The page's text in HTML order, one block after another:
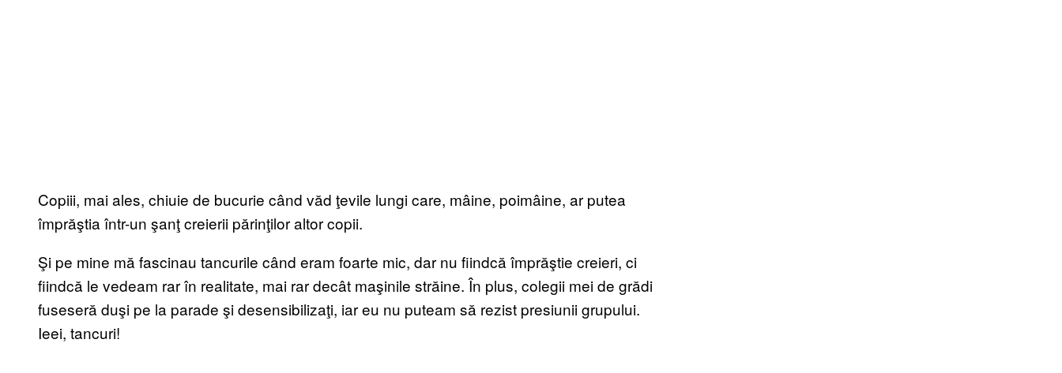
Copiii, mai ales, chiuie de bucurie când văd ţevile lungi care, mâine, poimâine, ar putea
împrăştia într-un şanţ creierii părinţilor altor copii.
Şi pe mine mă fascinau tancurile când eram foarte mic, dar nu fiindcă împrăştie creieri, ci
fiindcă le vedeam rar în realitate, mai rar decât maşinile străine. În plus, colegii mei de grădi
fuseseră duşi pe la parade şi desensibilizaţi, iar eu nu puteam să rezist presiunii grupului.
Ieei, tancuri!